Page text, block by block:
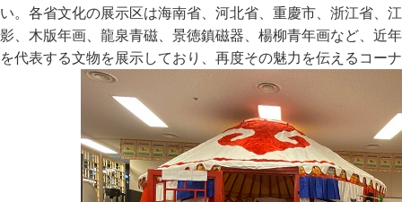
い。各省文化の展示区は海南省、河北省、重慶市、浙江省、
影、木版年画、龍泉青磁、景徳鎮磁器、楊柳青年画など、近
を代表する文物を展示しており、再度その魅力を伝えるコー